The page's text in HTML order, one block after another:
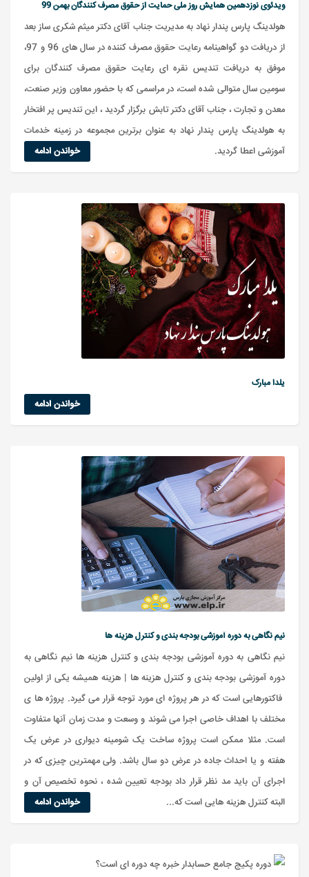
ویدئوی نوزدهمین همایش روز ملی حمایت از حقوق مصرف کنندگان بهمن 99
هولدینگ پارس پندار نهاد به مدیریت جناب آقای دکتر میثم شکری ساز بعد
از دریافت دو گواهینامه رعایت حقوق مصرف کننده در سال های 96 و 97،
موفق به دریافت تندیس نقره ای رعایت حقوق مصرف کنندگان برای
سومین سال متوالی شده است، در مراسمی که با حضور معاون وزیر صنعت،
معدن و تجارت ، جناب آقای دکتر تابش برگزار گردید ، این تندیس پر افتخار
به هولدینگ پارس پندار نهاد به عنوان برترین مجموعه در زمینه خدمات
آموزشی اعطا گردید.
خواندن ادامه
یلدا مبارک
خواندن ادامه
نیم نگاهی به دوره آموزشی بودجه بندی و کنترل هزینه ها
نیم نگاهی به دوره آموزشی بودجه بندی و کنترل هزینه ها نیم نگاهی به
دوره آموزشی بودجه بندی و کنترل هزینه ها | هزینه همیشه یکی از اولین
فاکتورهایی است که در هر پروژه ای مورد توجه قرار می گیرد. پروژه ها ی
مختلف با اهداف خاصی اجرا می شوند و وسعت و مدت زمان آنها متفاوت
است. مثلا ممکن است پروژه ساخت یک شومینه دیواری در عرض یک
هفته و یا احداث جاده در عرض دو سال باشد. ولی مهمترین چیزی که در
اجرای آن باید مد نظر قرار داد بودجه تعیین شده ، نحوه تخصیص آن و
البته کنترل هزینه هایی است که...
خواندن ادامه